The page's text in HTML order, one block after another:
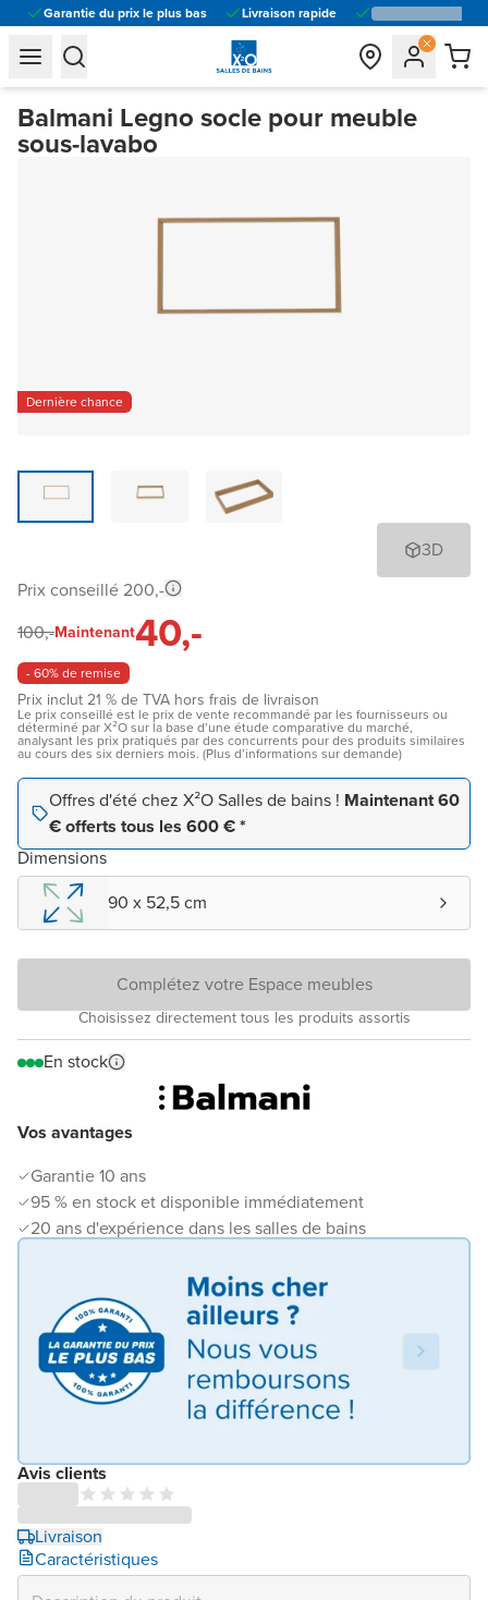
Garantie du prix le plus bas Livraison rapide
general.navigation.toggle_menu.label
general.navigation.toggle_menu.label
Balmani Legno socle pour meuble
sous-lavabo
Dernière chance
3D
Vos avantages
Garantie 10 ans
95 % en stock et disponible immédiatement
20 ans d'expérience dans les salles de bains
Avis clients
Livraison
Caractéristiques
Prix conseillé 200,-
100,-Maintenant40,-
- 60% de remise
Prix inclut 21 % de TVA hors frais de livraison
Le prix conseillé est le prix de vente recommandé par les fournisseurs ou
déterminé par X²O sur la base d’une étude comparative du marché,
analysant les prix pratiqués par des concurrents pour des produits similaires
au cours des six derniers mois. (Plus d’informations sur demande)
Offres d'été chez X²O Salles de bains ! Maintenant 60
€ offerts tous les 600 € *
Dimensions
90 x 52,5 cm
Complétez votre Espace meubles
Choisissez directement tous les produits assortis
En stock